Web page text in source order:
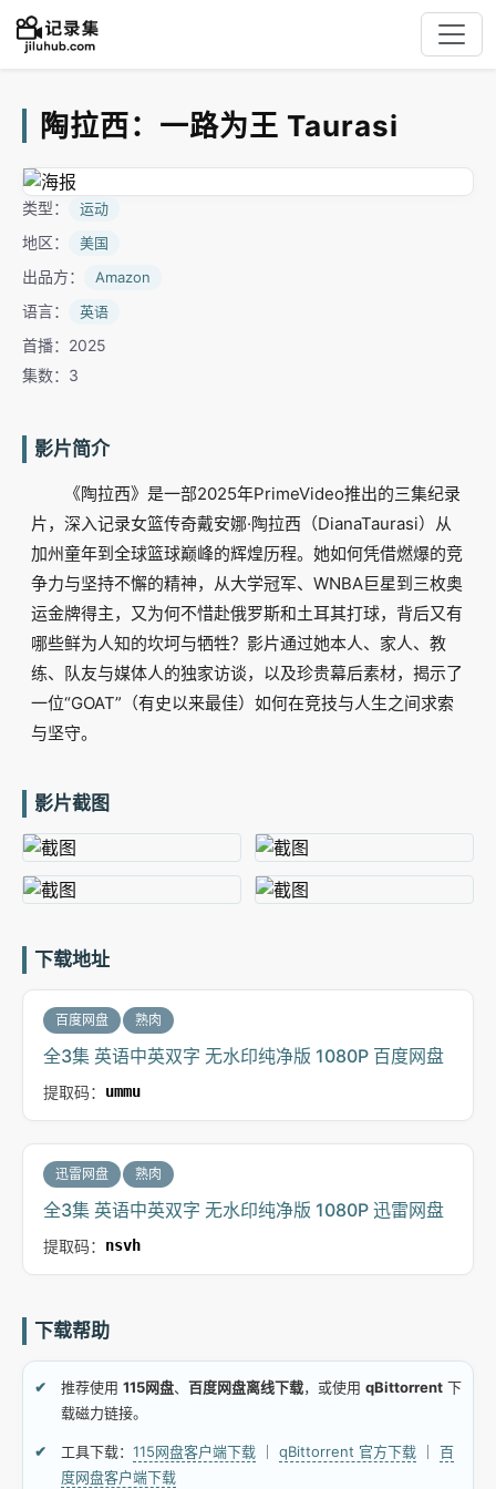
陶拉西：一路为王 Taurasi
类型： 运动
地区： 美国
出品方： Amazon
语言： 英语
首播：2025
集数：3
影片简介
《陶拉西》是一部2025年PrimeVideo推出的三集纪录
片，深入记录女篮传奇戴安娜·陶拉西（DianaTaurasi）从
加州童年到全球篮球巅峰的辉煌历程。她如何凭借燃爆的竞
争力与坚持不懈的精神，从大学冠军、WNBA巨星到三枚奥
运金牌得主，又为何不惜赴俄罗斯和土耳其打球，背后又有
哪些鲜为人知的坎坷与牺牲？影片通过她本人、家人、教
练、队友与媒体人的独家访谈，以及珍贵幕后素材，揭示了
一位“GOAT”（有史以来最佳）如何在竞技与人生之间求索
与坚守。
影片截图
下载地址
百度网盘 熟肉
全3集 英语中英双字 无水印纯净版 1080P 百度网盘
提取码： ummu
迅雷网盘 熟肉
全3集 英语中英双字 无水印纯净版 1080P 迅雷网盘
提取码： nsvh
下载帮助
推荐使用 115网盘、 百度网盘离线下载，或使用 qBittorrent 下
载磁力链接。
工具下载： 115网盘客户端下载 qBittorrent 官方下载
百
度网盘客户端下载